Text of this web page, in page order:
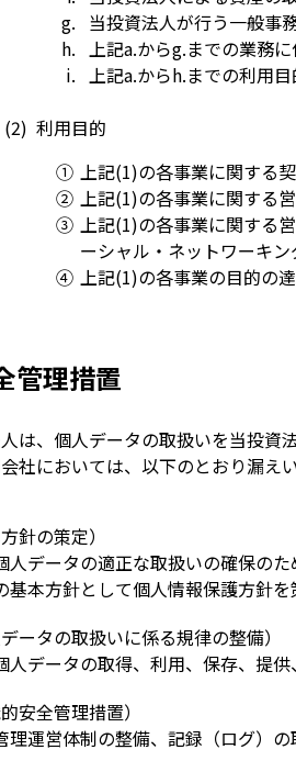
当投資法人が行う一般事
上記a.からg.までの業務
上記a.からh.までの利用
利用目的
① 上記(1)の各事業に関する
② 上記(1)の各事業に関する
③ 上記(1)の各事業に関する
ーシャル・ネットワーキ
④ 上記(1)の各事業の目的の
管理措置
は、個人データの取扱いを当投資
社においては、以下のとおり漏え
針の策定）
人データの適正な取扱いの確保の
基本方針として個人情報保護方針を
データの取扱いに係る規律の整備）
人データの取得、利用、保存、提
的安全管理措置）
理運営体制の整備、記録（ログ）